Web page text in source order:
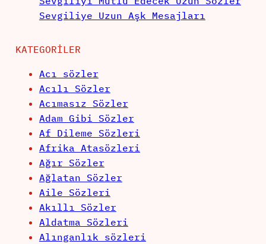
Sevgiliye Uzun Aşk Mesajları
KATEGORILER
Acı sözler
Acılı Sözler
Acımasız Sözler
Adam Gibi Sözler
Af Dileme Sözleri
Afrika Atasözleri
Ağır Sözler
Ağlatan Sözler
Aile Sözleri
Akıllı Sözler
Aldatma Sözleri
Alınganlık sözleri